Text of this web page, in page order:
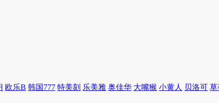
欧乐B 韩国777 特美刻 乐美雅 奥佳华 大嘴猴 小黄人 贝洛可 草